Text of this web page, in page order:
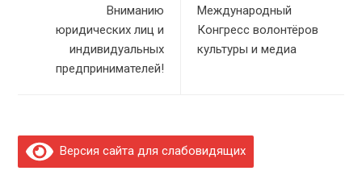
Вниманию
юридических лиц и
индивидуальных
предпринимателей!
Международный
Конгресс волонтёров
культуры и медиа
Версия сайта для слабовидящих